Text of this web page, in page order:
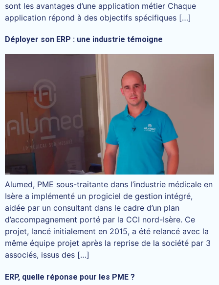
sont les avantages d’une application métier Chaque
application répond à des objectifs spécifiques […]
Déployer son ERP : une industrie témoigne
Alumed, PME sous-traitante dans l’industrie médicale en
Isère a implémenté un progiciel de gestion intégré,
aidée par un consultant dans le cadre d’un plan
d’accompagnement porté par la CCI nord-Isère. Ce
projet, lancé initialement en 2015, a été relancé avec la
même équipe projet après la reprise de la société par 3
associés, issus des […]
ERP, quelle réponse pour les PME ?